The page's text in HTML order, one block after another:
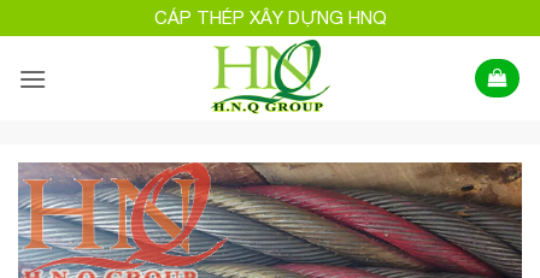
qua
nội
CÁP THÉP XÂY DỰNG HNQ